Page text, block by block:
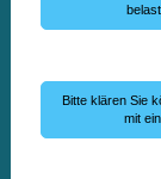
Bitte klären Sie
mit